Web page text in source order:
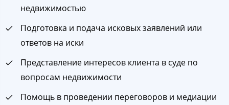
недвижимостью
Подготовка и подача исковых заявлений или
ответов на иски
Представление интересов клиента в суде по
вопросам недвижимости
Помощь в проведении переговоров и медиации